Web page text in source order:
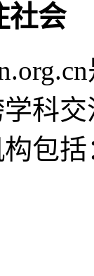
社会
科
包